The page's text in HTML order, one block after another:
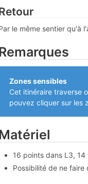
le même sentier qu'à
Zones sensibles
Cet itinéraire traverse
pouvez cliquer sur les
16 points dans L3,
Possibilité de ne faire